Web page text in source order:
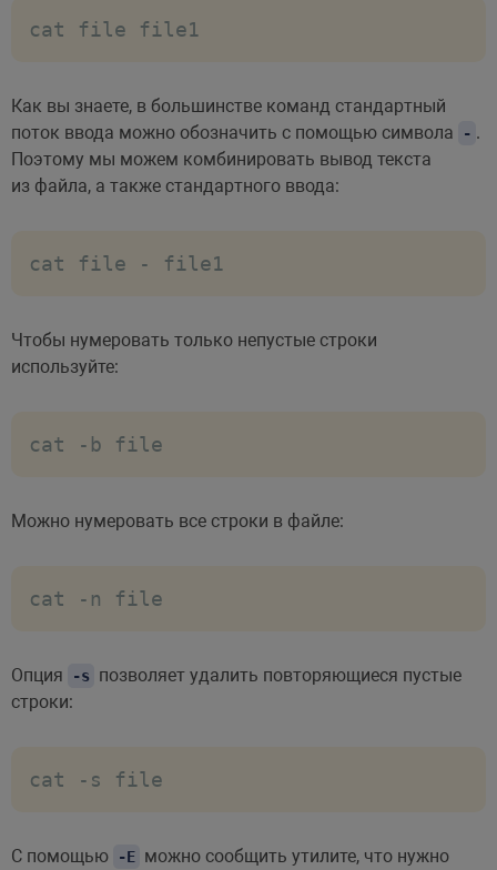
cat file file1
Как вы знаете, в большинстве команд стандартный
поток ввода можно обозначить с помощью символа
- .
Поэтому мы можем комбинировать вывод текста
из файла, а также стандартного ввода:
cat file - file1
Чтобы нумеровать только непустые строки
используйте:
cat -b file
Можно нумеровать все строки в файле:
cat -n file
Опция -s позволяет удалить повторяющиеся пустые
строки:
cat -s file
С помощью -E можно сообщить утилите, что нужно